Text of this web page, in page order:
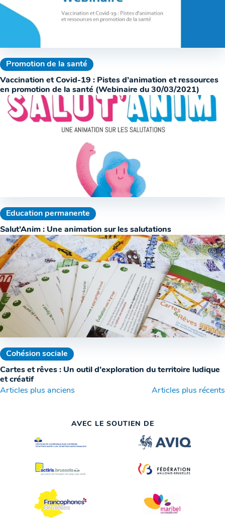
Promotion de la santé
Vaccination et Covid-19 : Pistes d’animation et ressources
en promotion de la santé (Webinaire du 30/03/2021)
Education permanente
Salut’Anim : Une animation sur les salutations
Cohésion sociale
Cartes et rêves : Un outil d’exploration du territoire ludique
et créatif
Navigation
articles
Articles plus anciens Articles plus récents
AVEC LE SOUTIEN DE